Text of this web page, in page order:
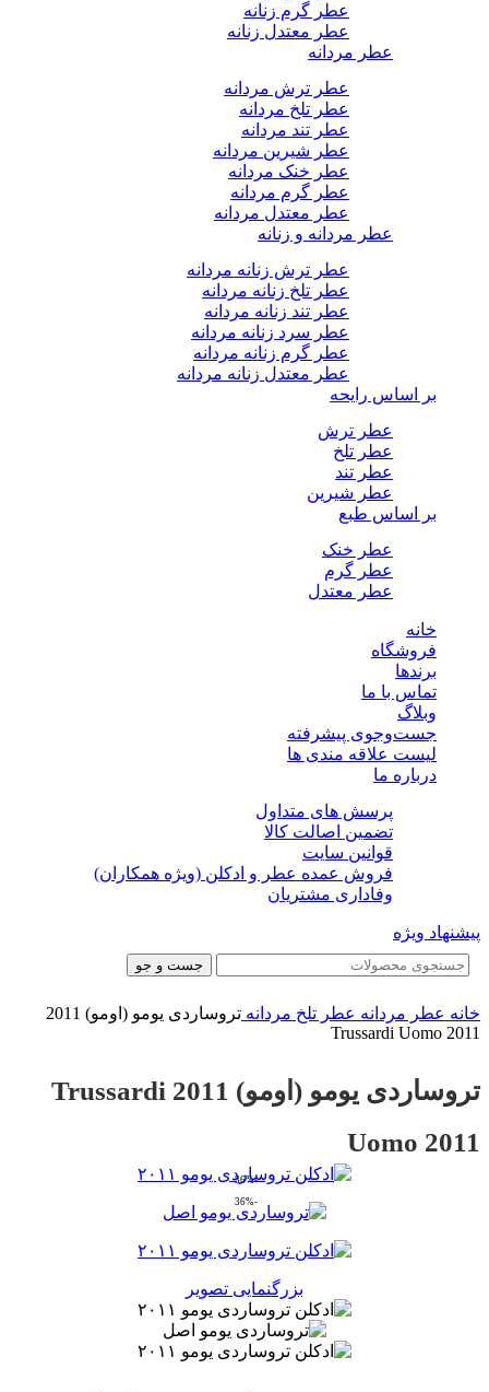
عطر گرم زنانه
عطر معتدل زنانه
عطر مردانه
عطر ترش مردانه
عطر تلخ مردانه
عطر تند مردانه
عطر شیرین مردانه
عطر خنک مردانه
عطر گرم مردانه
عطر معتدل مردانه
عطر مردانه و زنانه
عطر ترش زنانه مردانه
عطر تلخ زنانه مردانه
عطر تند زنانه مردانه
عطر سرد زنانه مردانه
عطر گرم زنانه مردانه
عطر معتدل زنانه مردانه
بر اساس رایحه
عطر ترش
عطر تلخ
عطر تند
عطر شیرین
بر اساس طبع
عطر خنک
عطر گرم
عطر معتدل
خانه
فروشگاه
برندها
تماس با ما
وبلاگ
جست‌وجوی پیشرفته
لیست علاقه مندی ها
درباره ما
پرسش های متداول
تضمین اصالت کالا
قوانین سایت
فروش عمده عطر و ادکلن (ویژه همکاران)
وفاداری مشتریان
پیشنهاد ویژه
جست و جو
خانه عطر مردانه عطر تلخ مردانه
تروساردی یومو (اومو) 2011
Trussardi Uomo 2011
تروساردی یومو (اومو) 2011 Trussardi
Uomo 2011
-36%
-36%
بزرگنمایی تصویر